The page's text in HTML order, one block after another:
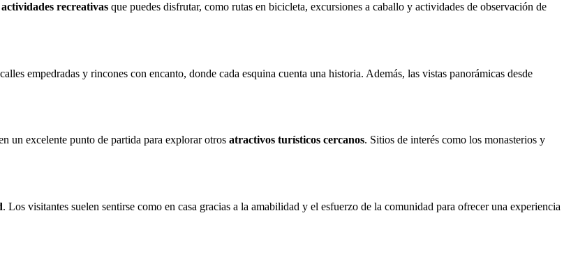
actividades recreativas que puedes disfrutar, como rutas en bicicleta, excursiones a caballo y actividades de observación de
empedradas y rincones con encanto, donde cada esquina cuenta una historia. Además, las vistas panorámicas desde
un excelente punto de partida para explorar otros atractivos turísticos cercanos. Sitios de interés como los monasterios y
. Los visitantes suelen sentirse como en casa gracias a la amabilidad y el esfuerzo de la comunidad para ofrecer una experiencia